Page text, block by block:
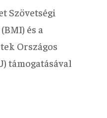
Szövetségi
és a
Országos
támogatásával